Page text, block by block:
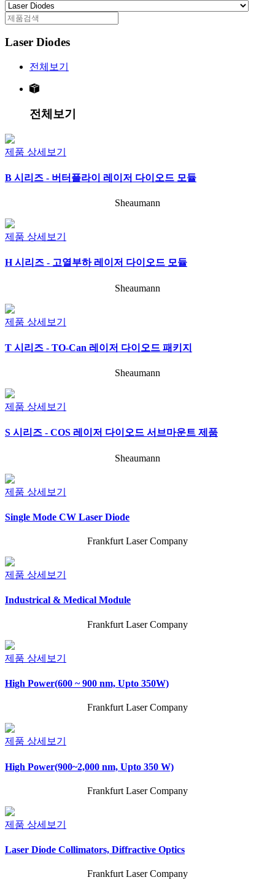
Laser Diodes
전체보기
전체보기
제품 상세보기
B 시리즈 - 버터플라이 레이저 다이오드 모듈
Sheaumann
제품 상세보기
H 시리즈 - 고열부하 레이저 다이오드 모듈
Sheaumann
제품 상세보기
T 시리즈 - TO-Can 레이저 다이오드 패키지
Sheaumann
제품 상세보기
S 시리즈 - COS 레이저 다이오드 서브마운트 제품
Sheaumann
제품 상세보기
Single Mode CW Laser Diode
Frankfurt Laser Company
제품 상세보기
Industrical & Medical Module
Frankfurt Laser Company
제품 상세보기
High Power(600 ~ 900 nm, Upto 350W)
Frankfurt Laser Company
제품 상세보기
High Power(900~2,000 nm, Upto 350 W)
Frankfurt Laser Company
제품 상세보기
Laser Diode Collimators, Diffractive Optics
Frankfurt Laser Company